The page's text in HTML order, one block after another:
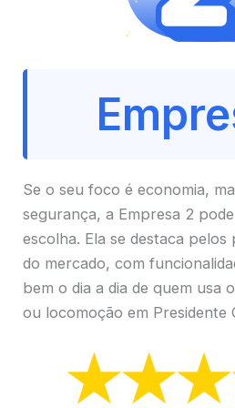
Se o seu foco é economia,
segurança, a Empresa 2
escolha. Ela se destaca
do mercado, com
bem o dia a dia de quem usa
ou locomoção em Presidente